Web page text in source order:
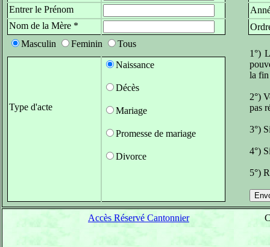
Entrer le Prénom
Nom de la Mère *
Masculin
Feminin
Tous
1°)
la fin
2°)
pas
3°)
4°)
5°)
Type d'acte
Naissance
Décès
Mariage
Promesse de mariage
Divorce
Accès Réservé Cantonnier